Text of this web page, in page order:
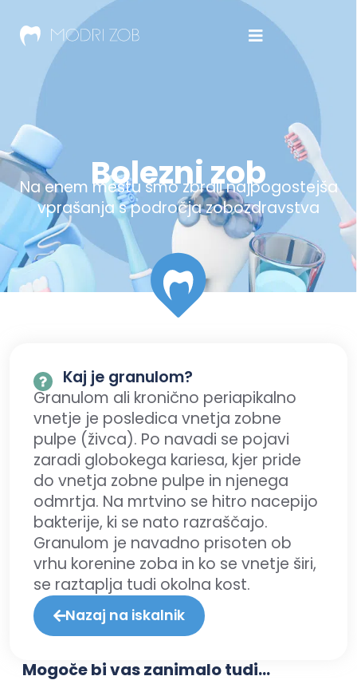
Bolezni zob
Na enem mestu smo zbrali najpogostejša
vprašanja s področja zobozdravstva
Kaj je granulom?
Granulom ali kronično periapikalno
vnetje je posledica vnetja zobne
pulpe (živca). Po navadi se pojavi
zaradi globokega kariesa, kjer pride
do vnetja zobne pulpe in njenega
odmrtja. Na mrtvino se hitro nacepijo
bakterije, ki se nato razraščajo.
Granulom je navadno prisoten ob
vrhu korenine zoba in ko se vnetje širi,
se raztaplja tudi okolna kost.
Nazaj na iskalnik
Mogoče bi vas zanimalo tudi...